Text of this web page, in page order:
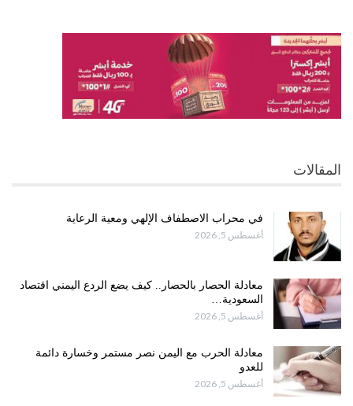
المقالات
في محراب الاصطفاف الإلهي ومعية الرعاية
أغسطس 5, 2026
معادلة الحصار بالحصار.. كيف يضع الردع اليمني اقتصاد
السعودية…
أغسطس 5, 2026
معادلة الحرب مع اليمن نصر مستمر وخسارة دائمة
للعدو
أغسطس 5, 2026